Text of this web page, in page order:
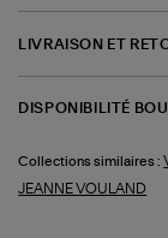
LIVRAISON ET
DISPONIBILITÉ
Collections similaires :
JEANNE VOULAND